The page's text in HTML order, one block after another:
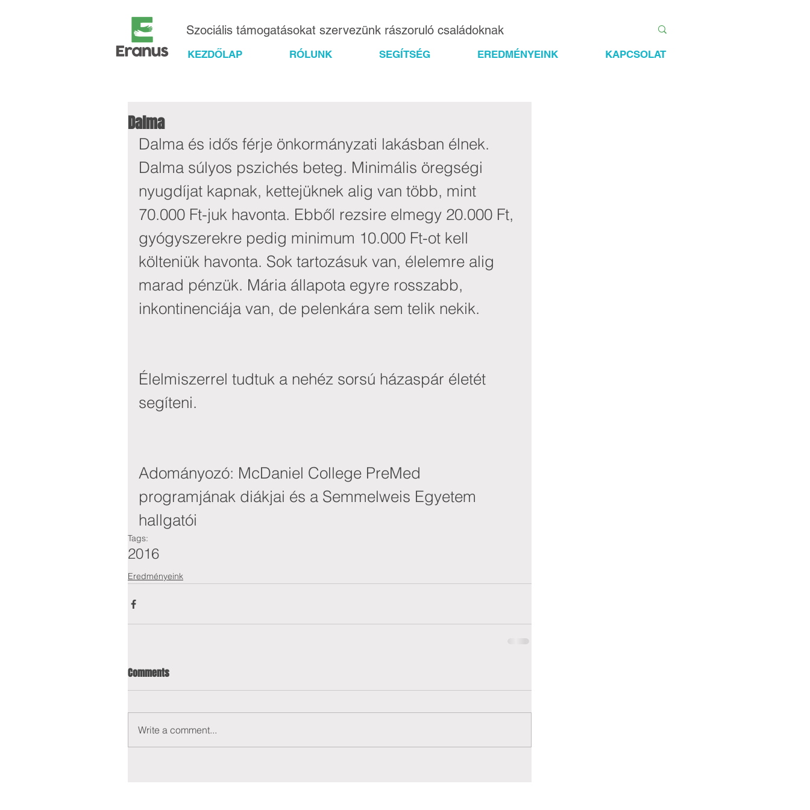
Szociális támogatásokat szervezünk rászoruló családoknak
KEZDŐLAP RÓLUNK SEGÍTSÉG EREDMÉNYEINK KAPCSOLAT
Dalma
Dalma és idős férje önkormányzati lakásban élnek.
Dalma súlyos pszichés beteg. Minimális öregségi
nyugdíjat kapnak, kettejüknek alig van több, mint
70.000 Ft-juk havonta. Ebből rezsire elmegy 20.000 Ft,
gyógyszerekre pedig minimum 10.000 Ft-ot kell
költeniük havonta. Sok tartozásuk van, élelemre alig
marad pénzük. Mária állapota egyre rosszabb,
inkontinenciája van, de pelenkára sem telik nekik.
Élelmiszerrel tudtuk a nehéz sorsú házaspár életét
segíteni.
Adományozó: McDaniel College PreMed
programjának diákjai és a Semmelweis Egyetem
hallgatói
Tags:
2016
Eredményeink
Comments
Write a comment...